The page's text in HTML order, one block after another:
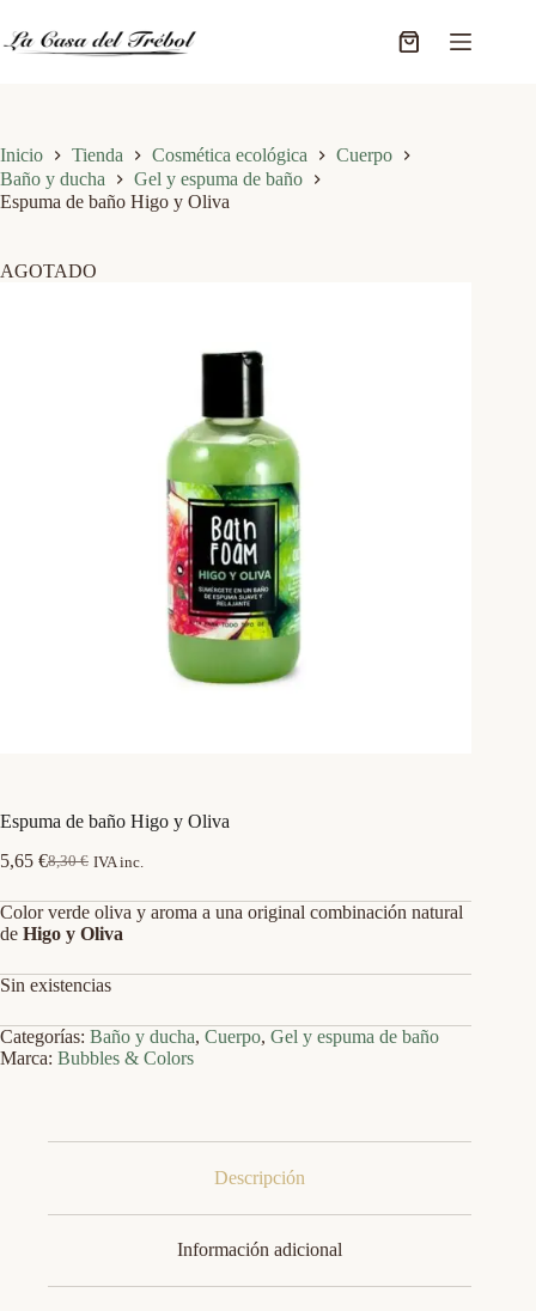
contenido
Carro
Inicio Tienda Cosmética ecológica
Cuerpo
Baño y ducha
Gel y espuma de baño
Espuma de baño Higo y Oliva
AGOTADO
Espuma de baño Higo y Oliva
8,30€
El
original
era:
5,65 €El
actual
es:
IVA inc.
Color verde oliva y aroma a una original combinación natural
de Higo y Oliva
Sin existencias
Categorías: Baño y ducha, Cuerpo, Gel y espuma de baño
Marca: Bubbles & Colors
Descripción
Información adicional